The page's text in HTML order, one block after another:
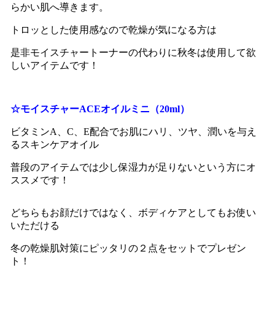
らかい肌へ導きます。
トロッとした使用感なので乾燥が気になる方は
是非モイスチャートーナーの代わりに秋冬は使用して欲
しいアイテムです！
☆モイスチャーACEオイルミニ（20ml）
ビタミンA、C、E配合でお肌にハリ、ツヤ、潤いを与え
るスキンケアオイル
普段のアイテムでは少し保湿力が足りないという方にオ
ススメです！
どちらもお顔だけではなく、ボディケアとしてもお使い
いただける
冬の乾燥肌対策にピッタリの２点をセットでプレゼン
ト！